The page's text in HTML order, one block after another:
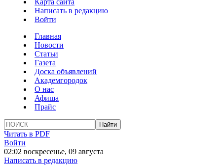
Карта сайта
Написать в редакцию
Войти
Главная
Новости
Статьи
Газета
Доска объявлений
Академгородок
О нас
Афиша
Прайс
Читать в PDF
Войти
02:02 воскресенье, 09 августа
Написать в редакцию